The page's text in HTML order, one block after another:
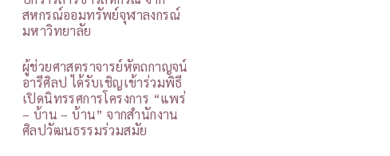
สหกรณ์ออมทรัพย์จุฬาลงกรณ์
มหาวิทยาลัย
ผู้ช่วยศาสตราจารย์หัตถกาญจน์
อารีศิลป ได้รับเชิญเข้าร่วมพิธี
เปิดนิทรรศการโครงการ “แพร่
– บ้าน – บ้าน” จากสำนักงาน
ศิลปวัฒนธรรมร่วมสมัย